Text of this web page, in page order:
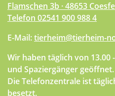
Flamschen 3b · 48653
Telefon 02541 900 988 4
E-Mail:tierheim@tierheim-
Wir haben täglich von 13.00
und Spaziergänger geöffnet.
Die Telefonzentrale ist
besetzt.